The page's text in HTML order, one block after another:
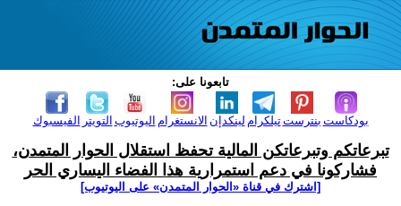
تابعونا على:
الفيسبوك التويتر اليوتيوب الانستغرام لينكدإن تيلكرامبنترست بودكاست
تبرعاتكم وتبرعاتكن المالية تحفظ استقلال الحوار المتمدن،
فشاركونا في دعم استمرارية هذا الفضاء اليساري الحر
[اشترك في قناة ‫«الحوار المتمدن» على اليوتيوب]